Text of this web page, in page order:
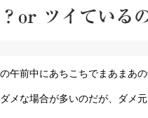
or ツイている
午前中にあちこちでまあまあの
メな場合が多いのだが、ダメ